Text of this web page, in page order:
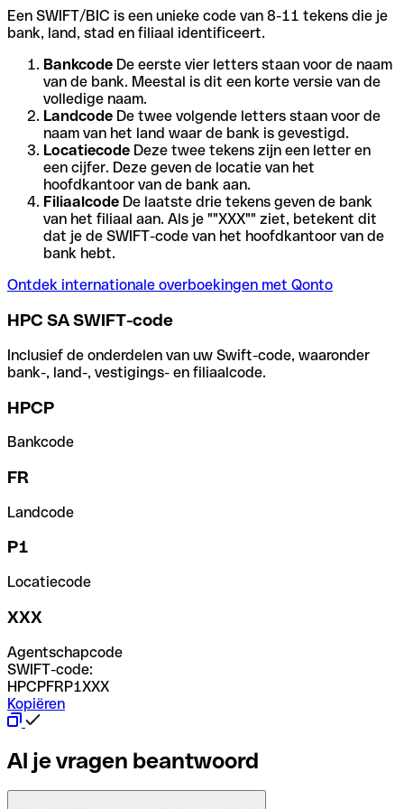
Een SWIFT/BIC is een unieke code van 8-11 tekens die je
bank, land, stad en filiaal identificeert.
Bankcode De eerste vier letters staan voor de naam
van de bank. Meestal is dit een korte versie van de
volledige naam.
Landcode De twee volgende letters staan voor de
naam van het land waar de bank is gevestigd.
Locatiecode Deze twee tekens zijn een letter en
een cijfer. Deze geven de locatie van het
hoofdkantoor van de bank aan.
Filiaalcode De laatste drie tekens geven de bank
van het filiaal aan. Als je ""XXX"" ziet, betekent dit
dat je de SWIFT-code van het hoofdkantoor van de
bank hebt.
Ontdek internationale overboekingen met Qonto
HPC SA SWIFT-code
Inclusief de onderdelen van uw Swift-code, waaronder
bank-, land-, vestigings- en filiaalcode.
HPCP
Bankcode
FR
Landcode
P1
Locatiecode
XXX
Agentschapcode
SWIFT-code:
HPCPFRP1XXX
Kopiëren
Al je vragen beantwoord